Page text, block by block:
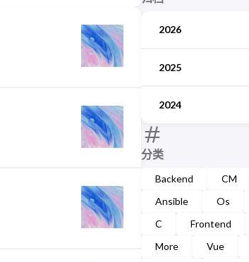
2026
2025
2024
分类
Backend CM
Ansible
Os
C
Frontend
More
Vue